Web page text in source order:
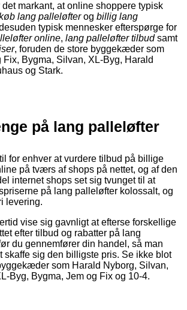
markant, at online shoppere typisk
lang palleløfterog billig lang
typisk mennesker efterspørge for
online, lang palleløfter tilbudsamt
, foruden de store byggekæder som
Fix, Bygma, Silvan, XL-Byg, Harald
og Stark.
på lang palleløfter
for enhver at vurdere tilbud på billige
på tværs af shops på nettet, og af den
internet shops set sig tvunget til at
på lang palleløfter kolossalt, og
levering.
vise sig gavnligt at efterse forskellige
efter tilbud og rabatter på lang
du gennemfører din handel, så man
skaffe sig den billigste pris. Se ikke blot
som Harald Nyborg, Silvan,
Byg, Bygma, Jem og Fix og 10-4.